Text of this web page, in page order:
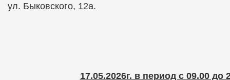
ул. Быковского, 12а.
17.05.2026г. в период с 09.00 до